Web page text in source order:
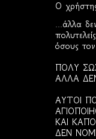
Ο
...άλλα
όσους
ΠΟΛΥ
ΑΛΛΑ
ΑΥΤΟΙ
ΚΑΙ
ΔΕΝ